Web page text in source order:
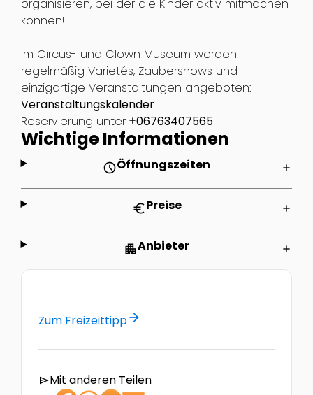
organisieren, bei der die Kinder aktiv mitmachen
können!
Im Circus- und Clown Museum werden
regelmäßig Varietés, Zaubershows und
einzigartige Veranstaltungen angeboten:
Veranstaltungskalender
Reservierung unter +06763407565
Wichtige Informationen
scheduleÖffnungszeiten add
euroPreise add
apartmentAnbieter add
Zum Freizeittipparrow_forward
sendMit anderen Teilen